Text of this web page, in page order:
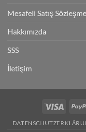
Mesafeli Satış
Hakkımızda
SSS
İletişim
Visa